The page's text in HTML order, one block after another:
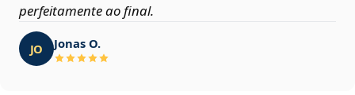
perfeitamente ao final.
JO Jonas O.